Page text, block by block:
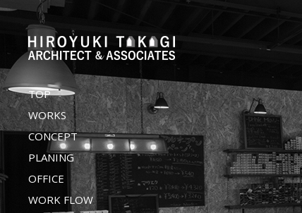
TOP
WORKS
CONCEPT
PLANING
OFFICE
WORK FLOW